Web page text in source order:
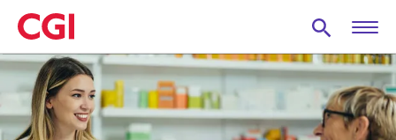
Skip
to
main
content